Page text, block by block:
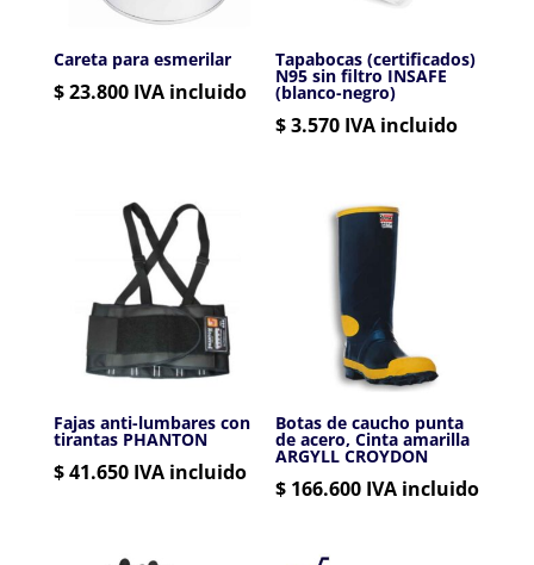
Careta para esmerilar
$23.800 IVA incluido
Tapabocas (certificados)
N95 sin filtro INSAFE
(blanco-negro)
$3.570 IVA incluido
Fajas anti-lumbares con
tirantas PHANTON
$41.650 IVA incluido
Botas de caucho punta
de acero, Cinta amarilla
ARGYLL CROYDON
$ 166.600 IVA incluido